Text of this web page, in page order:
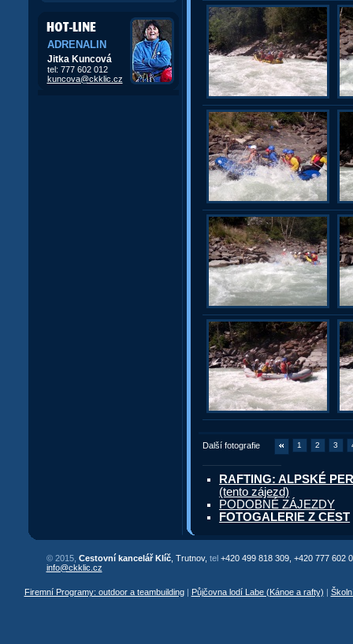
ADRENALIN
Jitka Kuncová
tel: 777 602 012
kuncova@ckklic.cz
Další fotografie 1 2 3
RAFTING: ALPSKÉ
(tento zájezd)
PODOBNÉ ZÁJEZDY
FOTOGALERIE Z CEST
© 2015, Cestovní kancelář Klíč, Trutnov, tel +420 499 818 309, +420 777 602
info@ckklic.cz
Firemní Programy: outdoor a teambuilding| Půjčovna lodí Labe (Kánoe a rafty)